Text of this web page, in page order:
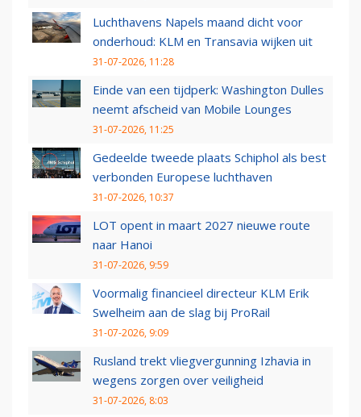
Luchthavens Napels maand dicht voor
onderhoud: KLM en Transavia wijken uit
31-07-2026, 11:28
Einde van een tijdperk: Washington Dulles
neemt afscheid van Mobile Lounges
31-07-2026, 11:25
Gedeelde tweede plaats Schiphol als best
verbonden Europese luchthaven
31-07-2026, 10:37
LOT opent in maart 2027 nieuwe route
naar Hanoi
31-07-2026, 9:59
Voormalig financieel directeur KLM Erik
Swelheim aan de slag bij ProRail
31-07-2026, 9:09
Rusland trekt vliegvergunning Izhavia in
wegens zorgen over veiligheid
31-07-2026, 8:03